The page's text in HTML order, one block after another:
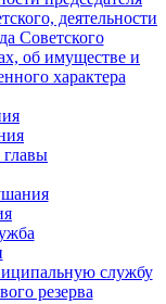
деятельности
Советского
об имуществе и
характера
главы
службу
резерва